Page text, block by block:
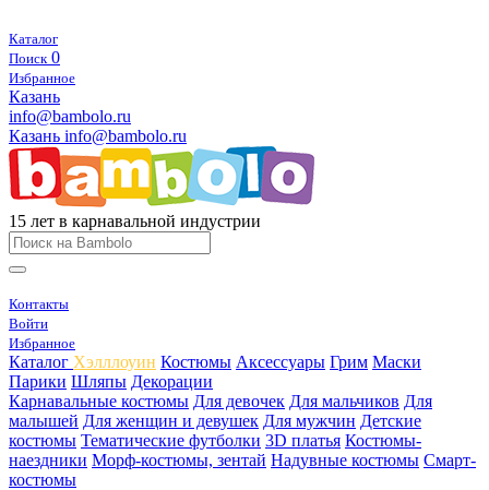
Каталог
Поиск 0
Избранное
Казань
info@bambolo.ru
Казань info@bambolo.ru
15 лет в карнавальной индустрии
Контакты
Войти
Избранное
Каталог Хэлллоуин Костюмы Аксессуары Грим Маски
Парики Шляпы Декорации
Карнавальные костюмы Для девочек Для мальчиков Для
малышей Для женщин и девушек Для мужчин Детские
костюмы Тематические футболки 3D платья Костюмы-
наездники Морф-костюмы, зентай Надувные костюмы Смарт-
костюмы